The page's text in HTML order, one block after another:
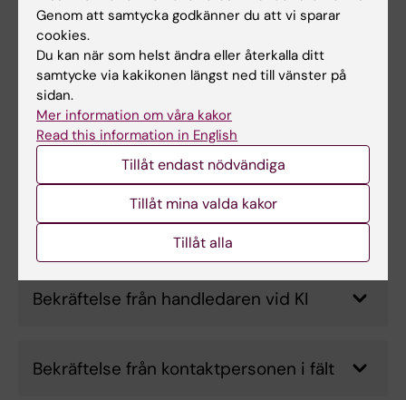
Projektbeskrivning
Budgetplan
Personligt brev
CV
Bekräftelse från handledaren vid KI
Bekräftelse från kontaktpersonen i fält
Genom att samtycka godkänner du att vi sparar
cookies.
Du kan när som helst ändra eller återkalla ditt
samtycke via kakikonen längst ned till vänster på
sidan.
Mer information om våra kakor
Read this information in English
Tillåt endast nödvändiga
Tillåt mina valda kakor
Tillåt alla